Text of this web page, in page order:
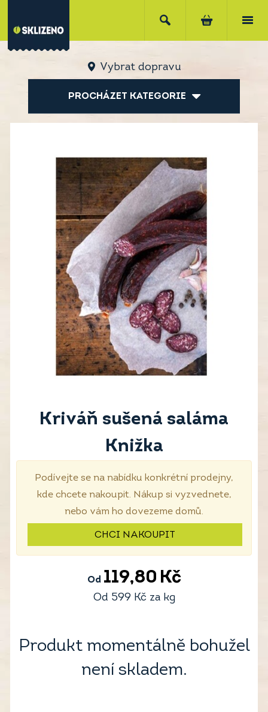
Vybrat dopravu
PROCHÁZET KATEGORIE
Kriváň sušená saláma
Knižka
Podívejte se na nabídku konkrétní prodejny,
kde chcete nakoupit. Nákup si vyzvednete,
nebo vám ho dovezeme domů.
CHCI NAKOUPIT
Od 119,80 Kč
Od 599 Kč za kg
Produkt momentálně bohužel
není skladem.